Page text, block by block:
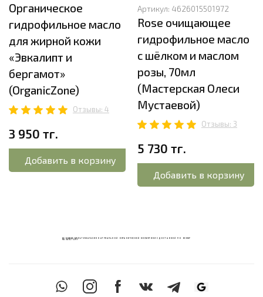
Органическое
гидрофильное масло
для жирной кожи
«Эвкалипт и
бергамот»
(OrganicZone)
Отзывы: 4
3 950 тг.
Добавить в корзину
Артикул: 4626015501972
Rose очищающее
гидрофильное масло
с шёлком и маслом
розы, 70мл
(Мастерская Олеси
Мустаевой)
Отзывы: 3
5 730 тг.
Добавить в корзину
ECOМИКС МУЛЬТИМАГАЗИН НАТУРАЛЬНОЙ ОРГАНИЧЕСКОЙ КОСМЕТИКИ С ДОСТАВКОЙ ПО ВСЕМУ
КАЗАХСТАНУ